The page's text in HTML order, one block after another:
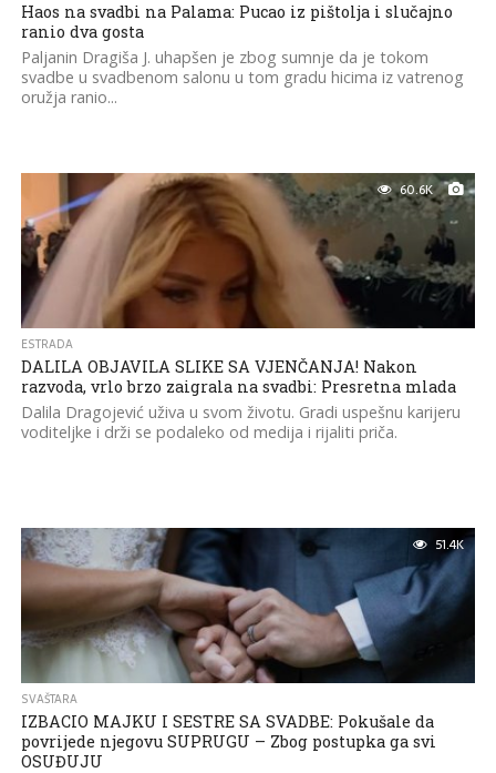
Haos na svadbi na Palama: Pucao iz pištolja i slučajno
ranio dva gosta
Paljanin Dragiša J. uhapšen je zbog sumnje da je tokom
svadbe u svadbenom salonu u tom gradu hicima iz vatrenog
oružja ranio...
60.6K
ESTRADA
DALILA OBJAVILA SLIKE SA VJENČANJA! Nakon
razvoda, vrlo brzo zaigrala na svadbi: Presretna mlada
Dalila Dragojević uživa u svom životu. Gradi uspešnu karijeru
voditeljke i drži se podaleko od medija i rijaliti priča.
51.4K
SVAŠTARA
IZBACIO MAJKU I SESTRE SA SVADBE: Pokušale da
povrijede njegovu SUPRUGU – Zbog postupka ga svi
OSUĐUJU